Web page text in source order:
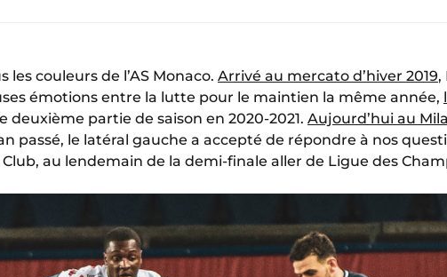
les couleurs de l’AS Monaco. Arrivé au mercato d’hiver 2019,
émotions entre la lutte pour le maintien la même année,
deuxième partie de saison en 2020-2021. Aujourd’hui au
passé, le latéral gauche a accepté de répondre à nos
au lendemain de la demi-finale aller de Ligue des